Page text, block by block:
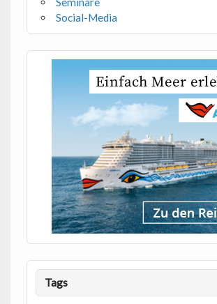
Social-Media
Tags